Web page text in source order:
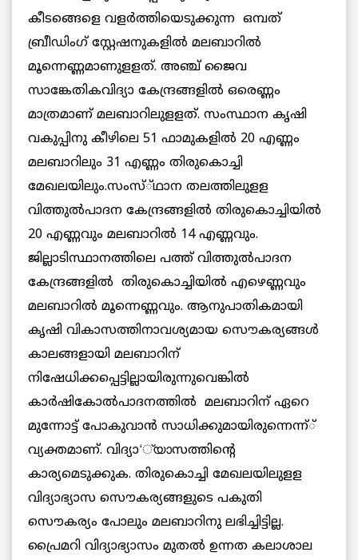
കീടങ്ങെളെ വളര്‍ത്തിയെടുക്കുന്ന ഒമ്പത്
ബ്രീഡിംഗ് സ്റ്റേഷനുകളില്‍ മലബാറില്‍
മൂന്നെണ്ണമാണുളളത്. അഞ്ച് ജൈവ
സാങ്കേതികവിദ്യാ കേന്ദ്രങ്ങളില്‍ ഒരെണ്ണം
മാത്രമാണ് മലബാറിലുളളത്. സംസ്ഥാന കൃഷി
വകുപ്പിനു കീഴിലെ 51 ഫാമുകളില്‍ 20 എണ്ണം
മലബാറിലും 31 എണ്ണം തിരുകൊച്ചി
മേഖലയിലും.സംസ്്ഥാന തലത്തിലുളള
വിത്തുല്‍പാദന കേന്ദ്രങ്ങളില്‍ തിരുകൊച്ചിയില്‍
20 എണ്ണവും മലബാറില്‍ 14 എണ്ണവും.
ജില്ലാടിസ്ഥാനത്തിലെ പത്ത് വിത്തുല്‍പാദന
കേന്ദ്രങ്ങളില്‍ തിരുകൊച്ചിയില്‍ എഴെണ്ണവും
മലബാറില്‍ മൂന്നെണ്ണവും. ആനുപാതികമായി
കൃഷി വികാസത്തിനാവശ്യമായ സൌകര്യങ്ങള്‍
കാലങ്ങളായി മലബാറിന്
നിഷേധിക്കപ്പെട്ടില്ലായിരുന്നുവെങ്കില്‍
കാര്‍ഷികോല്‍പാദനത്തില്‍ മലബാറിന് ഏറെ
മുന്നോട്ട് പോകുവാന്‍ സാധിക്കുമായിരുന്നെന്ന്്
വ്യക്തമാണ്. വിദ്യാ‘്യാസത്തിന്റെ
കാര്യമെടുക്കുക. തിരുകൊച്ചി മേഖലയിലുളള
വിദ്യാഭ്യാസ സൌകര്യങ്ങളുടെ പകുതി
സൌകര്യം പോലും മലബാറിനു ലഭിച്ചിട്ടില്ല.
പ്രൈമറി വിദ്യാഭ്യാസം മുതല്‍ ഉന്നത കലാശാല